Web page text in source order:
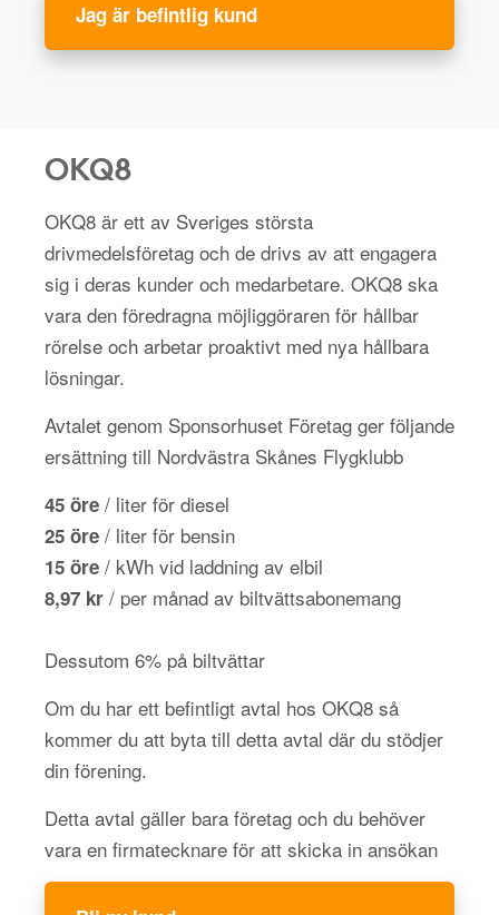
Jag är befintlig kund
OKQ8
OKQ8 är ett av Sveriges största
drivmedelsföretag och de drivs av att engagera
sig i deras kunder och medarbetare. OKQ8 ska
vara den föredragna möjliggöraren för hållbar
rörelse och arbetar proaktivt med nya hållbara
lösningar.
Avtalet genom Sponsorhuset Företag ger följande
ersättning till Nordvästra Skånes Flygklubb
45 öre / liter för diesel
25 öre / liter för bensin
15 öre / kWh vid laddning av elbil
8,97 kr / per månad av biltvättsabonemang
Dessutom 6% på biltvättar
Om du har ett befintligt avtal hos OKQ8 så
kommer du att byta till detta avtal där du stödjer
din förening.
Detta avtal gäller bara företag och du behöver
vara en firmatecknare för att skicka in ansökan